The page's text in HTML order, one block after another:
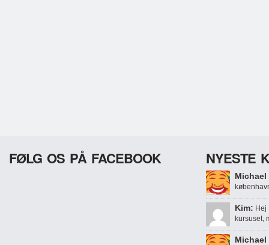
FØLG OS PÅ FACEBOOK NYESTE
Michael
Kim: Hej
kursuset,
Michael